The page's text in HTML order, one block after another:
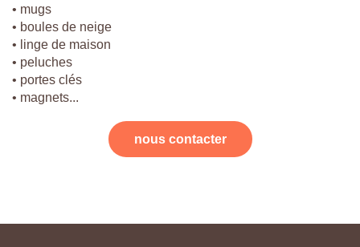
• mugs
• boules de neige
• linge de maison
• peluches
• portes clés
• magnets...
nous contacter